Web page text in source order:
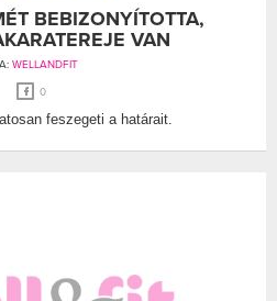
BEBIZONYÍTOTTA,
VAN
WELLANDFIT
0
feszegeti a határait.